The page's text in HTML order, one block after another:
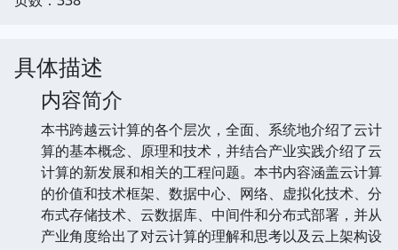
具体描述
内容简介
本书跨越云计算的各个层次，全面、系统地介绍了云计
算的基本概念、原理和技术，并结合产业实践介绍了云
计算的新发展和相关的工程问题。本书内容涵盖云计算
的价值和技术框架、数据中心、网络、虚拟化技术、分
布式存储技术、云数据库、中间件和分布式部署，并从
产业角度给出了对云计算的理解和思考以及云上架构设